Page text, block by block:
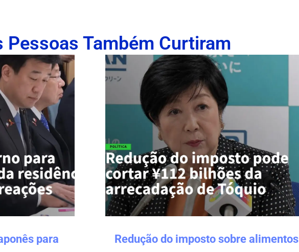
Pessoas Também Curtiram
para
Redução do imposto sobre alimentos